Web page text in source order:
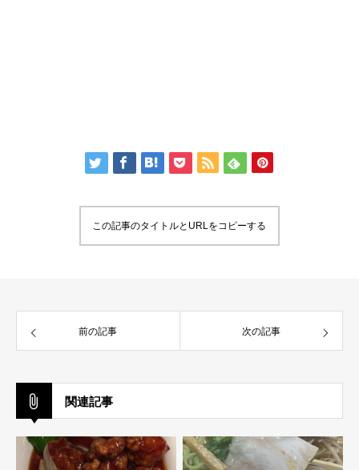
この記事のタイトルとURLをコピーする
前の記事 次の記事
関連記事